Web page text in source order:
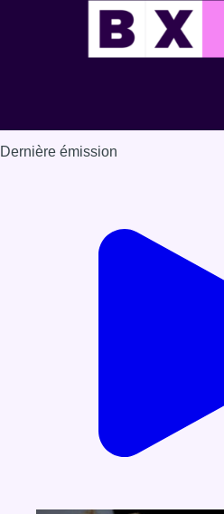
Dernière émission